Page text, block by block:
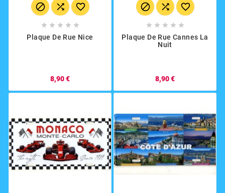
  
    
Plaque De Rue Nice
8,90 €
  
    
Plaque De Rue Cannes La
Nuit
8,90 €